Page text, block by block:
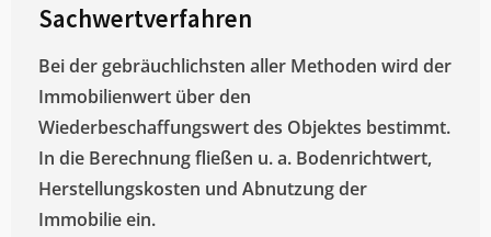
Sachwertverfahren
Bei der gebräuchlichsten aller Methoden wird der
Immobilienwert über den
Wiederbeschaffungswert des Objektes bestimmt.
In die Berechnung fließen u. a. Bodenrichtwert,
Herstellungskosten und Abnutzung der
Immobilie ein.